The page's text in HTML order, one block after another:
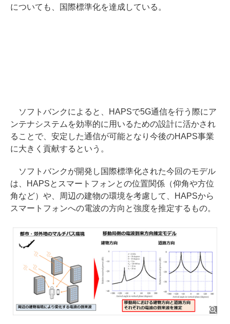
についても、国際標準化を達成している。
ソフトバンクによると、HAPSで5G通信を行う際にア
ンテナシステムを効率的に用いるための設計に活かされ
ることで、安定した通信が可能となり今後のHAPS事業
に大きく貢献するという。
ソフトバンクが開発し国際標準化された今回のモデル
は、HAPSとスマートフォンとの位置関係（仰角や方位
角など）や、周辺の建物の環境を考慮して、HAPSから
スマートフォンへの電波の方向と強度を推定するもの。